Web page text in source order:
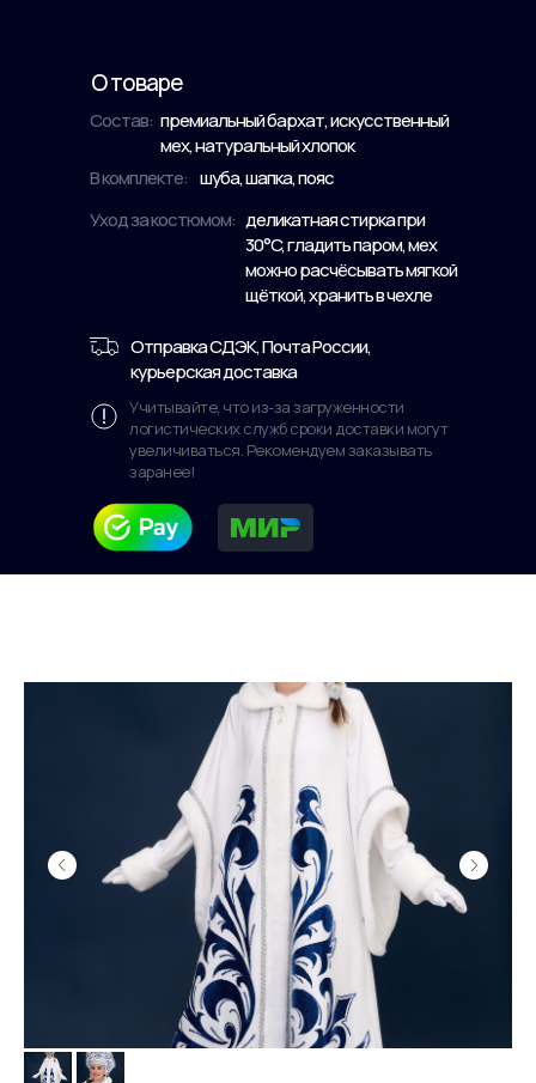
Уход за костюмом: деликатная стирка при
30°C, гладить паром, мех
можно расчёсывать мягкой
щёткой, хранить в чехле
В комплекте: шуба, шапка, пояс
Состав: премиальный бархат, искусственный
мех, натуральный хлопок
О товаре
Учитывайте, что из-за загруженности
логистических служб сроки доставки могут
увеличиваться. Рекомендуем заказывать
заранее!
Отправка СДЭК, Почта России,
курьерская доставка